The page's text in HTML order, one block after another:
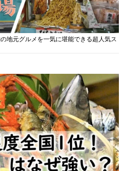
地元グルメを一気に堪能できる超人気ス